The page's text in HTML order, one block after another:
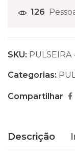
126
SKU: PULSEIRA
Categorias:
Compartilhar
Descrição